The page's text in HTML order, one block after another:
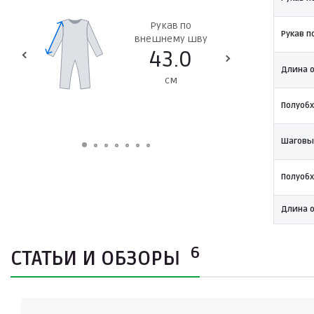
Рукав по
внешнему шву
43.0
см
Рукав
Длина
Длина
СТАТЬИ И ОБЗОРЫ 6